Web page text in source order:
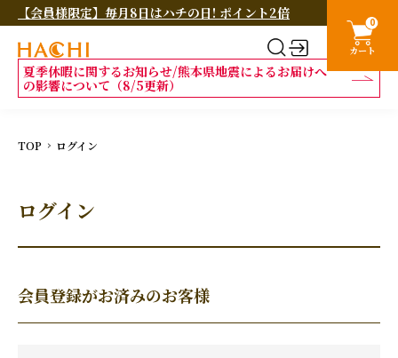
【会員様限定】毎月8日はハチの日! ポイント2倍
夏季休暇に関するお知らせ/熊本県地震によるお届けへ
の影響について（8/5更新）
0
カート
TOP ログイン
ログイン
会員登録がお済みのお客様